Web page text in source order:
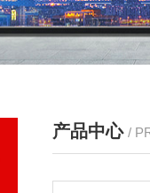
产品中心 /